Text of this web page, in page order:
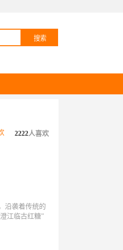
2222人喜欢
沿袭着传统的
江临古红糖”